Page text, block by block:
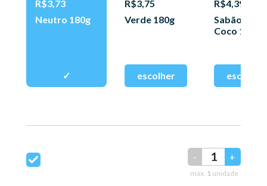
R$3,73
Neutro 180g
R$3,75
Verde 180g
R$4,39
Sabão de
Coco 180g
- +
máx. 1 unidade